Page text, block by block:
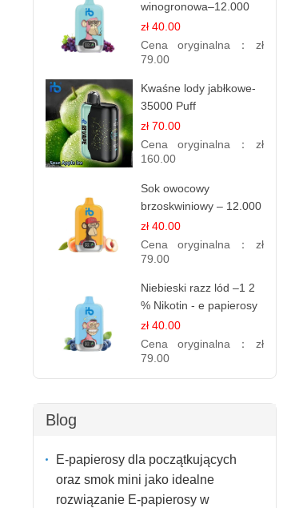
winogronowa–12.000
zaciągnięć - e
papierosy
zł 40.00
Cena oryginalna： zł
79.00
Kwaśne lody jabłkowe-
35000 Puff
elektroniczny papieros
zł 70.00
Cena oryginalna： zł
160.00
Sok owocowy
brzoskwiniowy – 12.000
zaciągnięć – e
papierosy jednorazowe
zł 40.00
Cena oryginalna： zł
79.00
Niebieski razz lód –1 2
% Nikotin - e papierosy
jednorazowe
zł 40.00
Cena oryginalna： zł
79.00
Blog
E-papierosy dla początkujących
oraz smok mini jako idealne
rozwiązanie E-papierosy w